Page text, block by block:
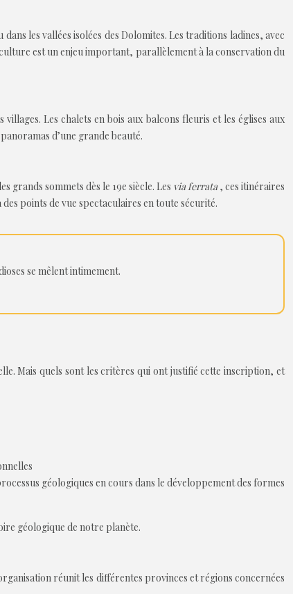
les vallées isolées des Dolomites. Les traditions ladines, avec
est un enjeu important, parallèlement à la conservation du
Les chalets en bois aux balcons fleuris et les églises aux
d’une grande beauté.
grands sommets dès le 19e siècle. Les via ferrata , ces itinéraires
points de vue spectaculaires en toute sécurité.
se mêlent intimement.
Mais quels sont les critères qui ont justifié cette inscription, et
géologiques en cours dans le développement des formes
géologique de notre planète.
réunit les différentes provinces et régions concernées